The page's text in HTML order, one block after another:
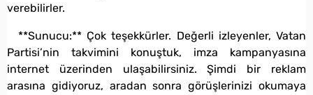
verebilirler.
**Sunucu:** Çok teşekkürler. Değerli izleyenler, Vatan
Partisi’nin takvimini konuştuk, imza kampanyasına
internet üzerinden ulaşabilirsiniz. Şimdi bir reklam
arasına gidiyoruz, aradan sonra görüşlerinizi okumaya